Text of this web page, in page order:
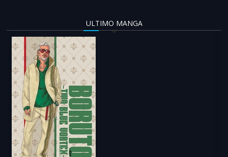
ULTIMO MANGA